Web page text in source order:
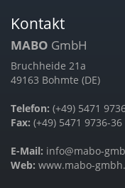
Kontakt
MABO GmbH
Bruchheide 21a
49163 Bohmte (DE)
Telefon: (+49) 5471
Fax: (+49) 5471 9736-36
E-Mail: info@mabo-
Web: www.mabo-